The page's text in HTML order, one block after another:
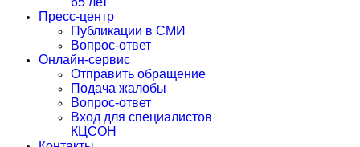
Пресс-центр
Публикации в СМИ
Вопрос-ответ
Онлайн-сервис
Отправить обращение
Подача жалобы
Вопрос-ответ
Вход для специалистов
КЦСОН